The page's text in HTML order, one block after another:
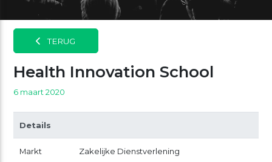
TERUG
Health Innovation School
6 maart 2020
Details
Markt Zakelijke Dienstverlening